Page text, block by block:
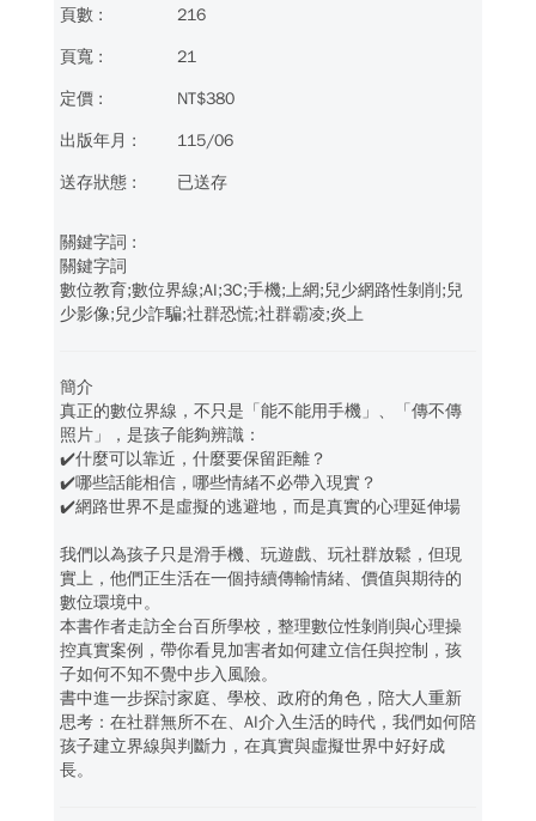
216
21
NT$380
115/06
已送存
關鍵字詞
數位教育;數位界線;AI;3C;手機;上網;兒少網路性剝削;兒
少影像;兒少詐騙;社群恐慌;社群霸凌;炎上
簡介
真正的數位界線，不只是「能不能用手機」、「傳不傳
照片」，是孩子能夠辨識：
✔️什麼可以靠近，什麼要保留距離？
✔️哪些話能相信，哪些情緒不必帶入現實？
✔️網路世界不是虛擬的逃避地，而是真實的心理延伸場
我們以為孩子只是滑手機、玩遊戲、玩社群放鬆，但現
實上，他們正生活在一個持續傳輸情緒、價值與期待的
數位環境中。
本書作者走訪全台百所學校，整理數位性剝削與心理操
控真實案例，帶你看見加害者如何建立信任與控制，孩
子如何不知不覺中步入風險。
書中進一步探討家庭、學校、政府的角色，陪大人重新
思考：在社群無所不在、AI介入生活的時代，我們如何陪
孩子建立界線與判斷力，在真實與虛擬世界中好好成
長。